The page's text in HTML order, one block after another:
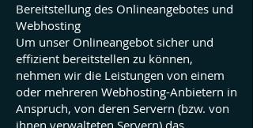
Bereitstellung des Onlineangebotes und
Webhosting
Um unser Onlineangebot sicher und
effizient bereitstellen zu können,
nehmen wir die Leistungen von einem
oder mehreren Webhosting-Anbietern in
Anspruch, von deren Servern (bzw. von
ihnen verwalteten Servern) das